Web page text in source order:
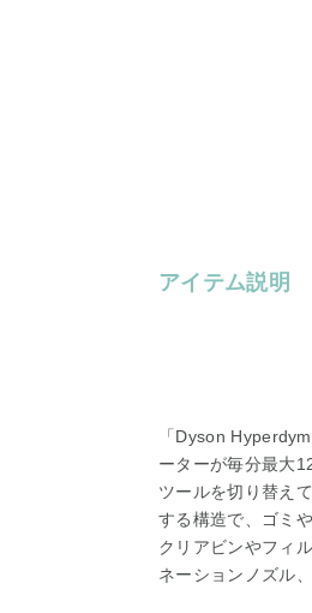
アイテム説明
「Dyson
ーターが毎分最大
ツールを切り替え
する構造で、ゴミ
クリアビンやフィ
ネーションノズル